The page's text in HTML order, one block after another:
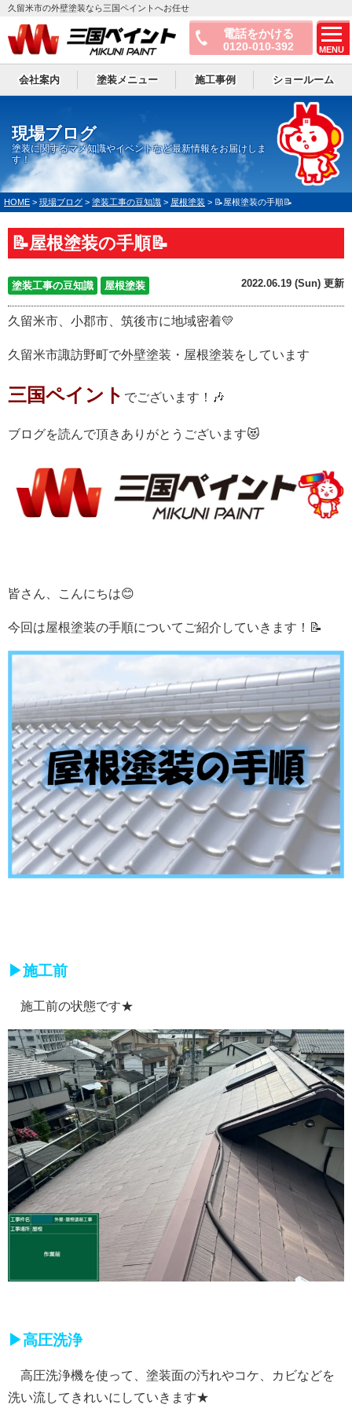
電話をかける
0120-010-392 MENU
久留米市の外壁塗装なら三国ペイントへお任せ
会社案内 塗装メニュー 施工事例 ショールーム
現場ブログ
塗装に関するマメ知識やイベントなど最新情報をお届けしま
す！
HOME > 現場ブログ > 塗装工事の豆知識 > 屋根塗装 > 📝屋根塗装の手順📝
📝屋根塗装の手順📝
塗装工事の豆知識 屋根塗装 2022.06.19 (Sun) 更新
久留米市、小郡市、筑後市に地域密着💛
久留米市諏訪野町で外壁塗装・屋根塗装をしています
三国ペイント でございます！🎶
ブログを読んで頂きありがとうございます😻
皆さん、こんにちは😊
今回は屋根塗装の手順についてご紹介していきます！📝
▶施工前
施工前の状態です★
▶高圧洗浄
高圧洗浄機を使って、塗装面の汚れやコケ、カビなどを
洗い流してきれいにしていきます★